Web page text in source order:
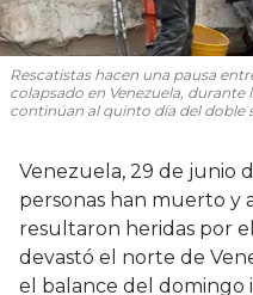
Rescatistas hacen una pausa
colapsado en Venezuela, durante
continúan al quinto día del doble
Venezuela, 29 de junio
personas han muerto y
resultaron heridas por
devastó el norte de
el balance del domingo